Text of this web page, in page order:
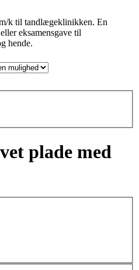
k til tandlægeklinikken. En
eksamensgave til
hende.
plade med